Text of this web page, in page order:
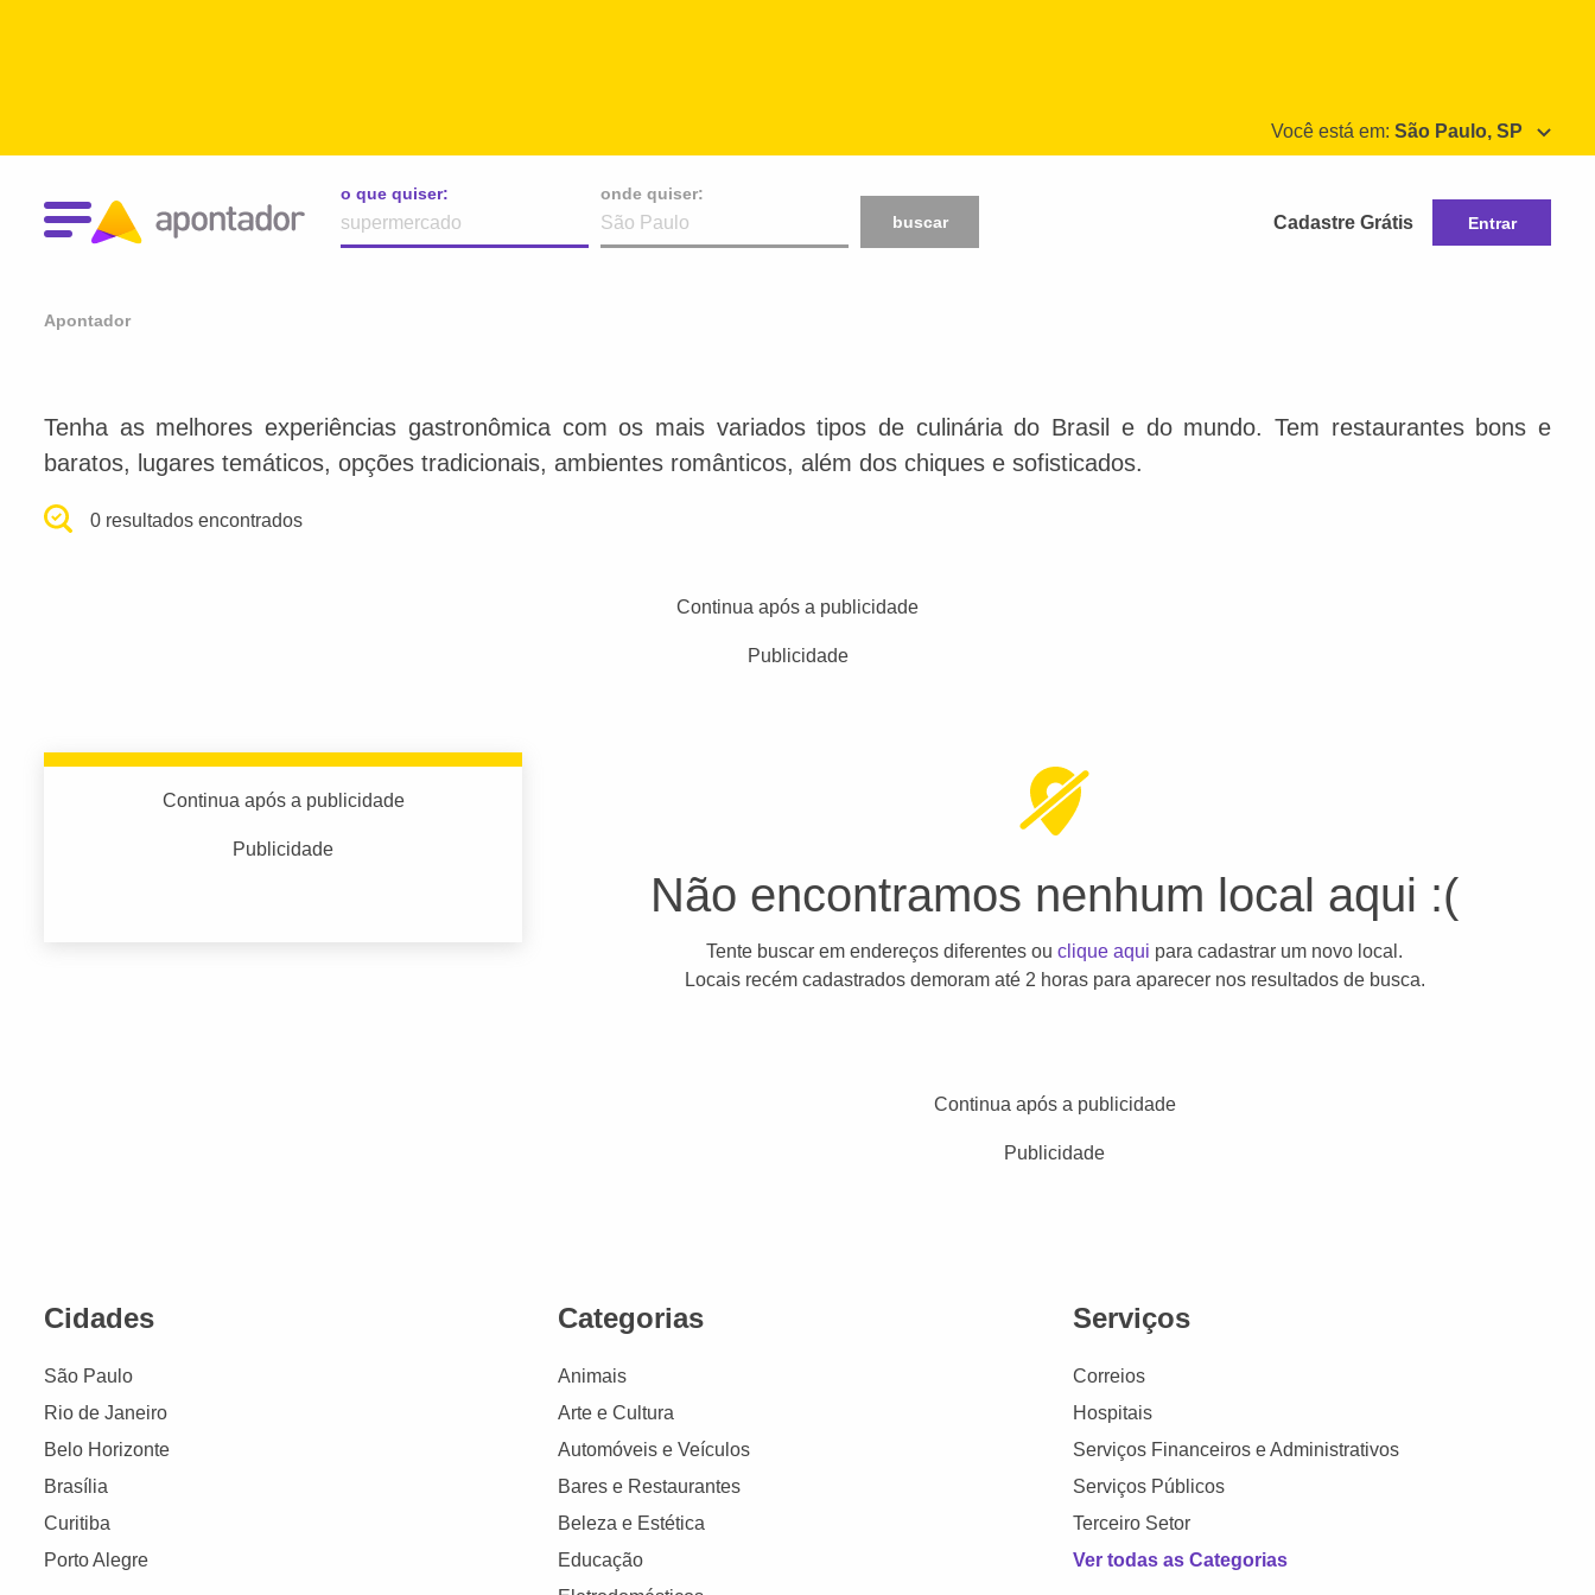
Você está em: São Paulo, SP
o que quiser:
onde quiser:
buscar
Cadastre Grátis Entrar
Apontador
Tenha as melhores experiências gastronômica com os mais variados tipos de culinária do Brasil e do mundo. Tem restaurantes bons e
baratos, lugares temáticos, opções tradicionais, ambientes românticos, além dos chiques e sofisticados.
0 resultados encontrados
Continua após a publicidade
Publicidade
Continua após a publicidade
Publicidade
Não encontramos nenhum local aqui :(
Tente buscar em endereços diferentes ouclique aqui para cadastrar um novo local.
Locais recém cadastrados demoram até 2 horas para aparecer nos resultados de busca.
Continua após a publicidade
Publicidade
Cidades
São Paulo
Rio de Janeiro
Belo Horizonte
Brasília
Curitiba
Porto Alegre
Categorias
Animais
Arte e Cultura
Automóveis e Veículos
Bares e Restaurantes
Beleza e Estética
Educação
Serviços
Correios
Hospitais
Serviços Financeiros e Administrativos
Serviços Públicos
Terceiro Setor
Ver todas as Categorias